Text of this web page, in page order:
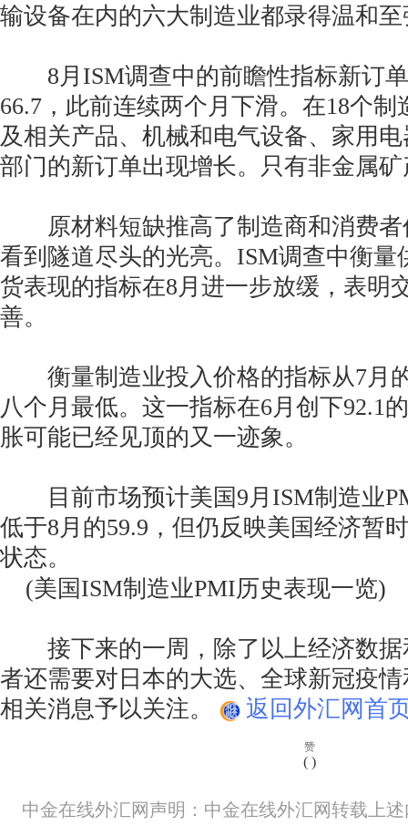
输设备在内的六大制造业都录得温和
8月ISM调查中的前瞻性指标新订单
66.7，此前连续两个月下滑。在18个
及相关产品、机械和电气设备、家用
部门的新订单出现增长。只有非金属
原材料短缺推高了制造商和消费者
看到隧道尽头的光亮。ISM调查中衡量
货表现的指标在8月进一步放缓，表明
善。
衡量制造业投入价格的指标从7月的
八个月最低。这一指标在6月创下92.1
胀可能已经见顶的又一迹象。
目前市场预计美国9月ISM制造业
低于8月的59.9，但仍反映美国经济暂
状态。
(美国ISM制造业PMI历史表现一览)
接下来的一周，除了以上经济数据
者还需要对日本的大选、全球新冠疫
相关消息予以关注。
返回外汇网首
赞
( )
中金在线外汇网声明：中金在线外汇网转载上